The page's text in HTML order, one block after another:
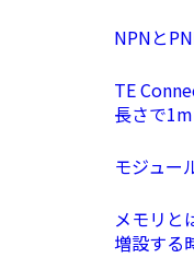
NPNと
TE
長さで1m
モジュー
メモリと
増設する